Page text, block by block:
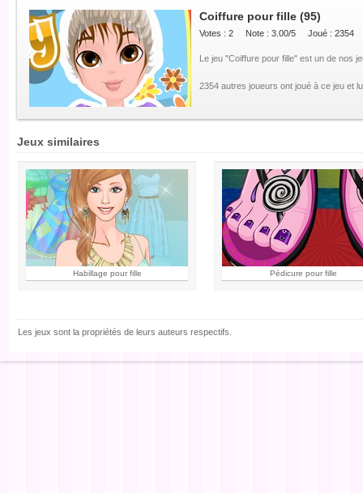
Coiffure pour fille (95)
Votes : 2 Note : 3.00/5 Joué : 2354
Le jeu "Coiffure pour fille" est un de nos
2354 autres joueurs ont joué à ce jeu et
Jeux similaires
Habillage pour fille Pédicure pour fille
Les jeux sont la propriétés de leurs auteurs respectifs.